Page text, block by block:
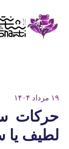
۱۹ مرداد ۱۴۰۴
حرکات
لطیف یا